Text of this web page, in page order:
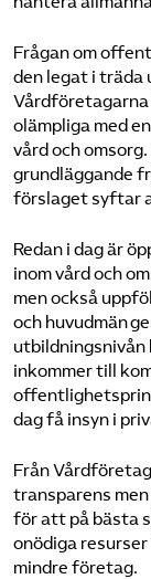
Frågan om
den legat i träda
olämpliga med
vård och
grundläggande
förslaget syftar
Redan i dag är
inom vård och
men också
och huvudmän
utbildningsnivån
inkommer till
dag få insyn i
Från
transparens
för att på bästa
onödiga
mindre företag.